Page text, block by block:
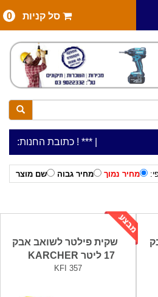
סל קניות 0
***כתובת החנות: רח' המלאכה 2, ביתן 8 (כניסה מרח' עמל 5) ***כלי עבודה להשכרה בתעריף יומי משתלם ! ***
מחיר נמוך מחיר גבוה שם מוצר
שקית פילטר לשואב אבק
17 ליטר KARCHER
KFI 357